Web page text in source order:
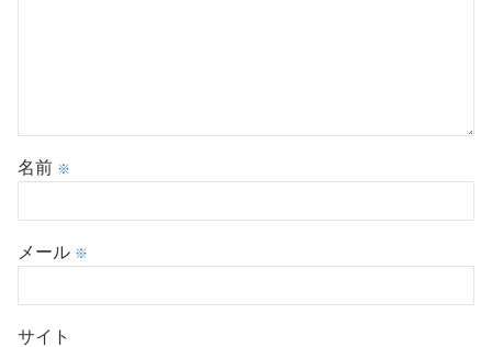
名前 ※
メール ※
サイト